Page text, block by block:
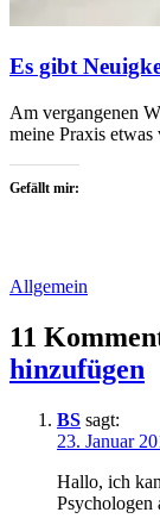
Es gibt
Am vergangenen
meine Praxis
Gefällt mir:
Allgemein
11
hinzufügen
BS sagt:
23. Januar
Hallo, ich
Psychologen